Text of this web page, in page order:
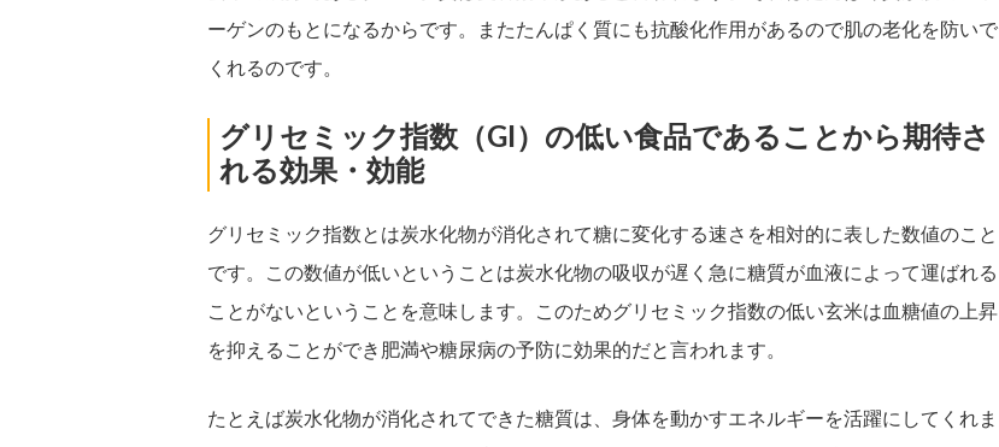
ーゲンのもとになるからです。またたんぱく質にも抗酸化作用があるので肌の老化を防いで
くれるのです。
グリセミック指数（GI）の低い食品であることから期待さ
れる効果・効能
グリセミック指数とは炭水化物が消化されて糖に変化する速さを相対的に表した数値のこと
です。この数値が低いということは炭水化物の吸収が遅く急に糖質が血液によって運ばれる
ことがないということを意味します。このためグリセミック指数の低い玄米は血糖値の上昇
を抑えることができ肥満や糖尿病の予防に効果的だと言われます。
たとえば炭水化物が消化されてできた糖質は、身体を動かすエネルギーを活躍にしてくれま